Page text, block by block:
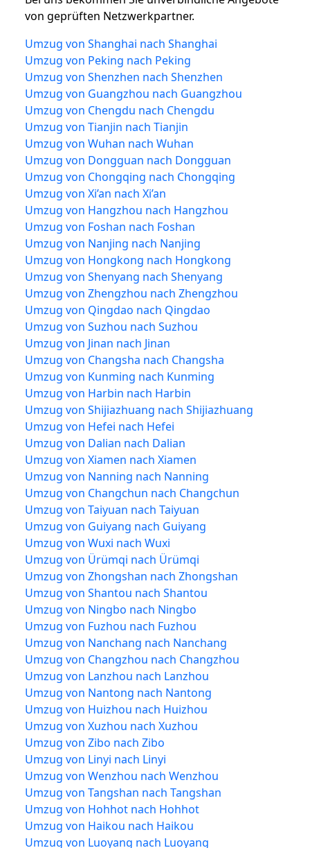
von geprüften Netzwerkpartner.
Umzug von Shanghai nach Shanghai
Umzug von Peking nach Peking
Umzug von Shenzhen nach Shenzhen
Umzug von Guangzhou nach Guangzhou
Umzug von Chengdu nach Chengdu
Umzug von Tianjin nach Tianjin
Umzug von Wuhan nach Wuhan
Umzug von Dongguan nach Dongguan
Umzug von Chongqing nach Chongqing
Umzug von Xi’an nach Xi’an
Umzug von Hangzhou nach Hangzhou
Umzug von Foshan nach Foshan
Umzug von Nanjing nach Nanjing
Umzug von Hongkong nach Hongkong
Umzug von Shenyang nach Shenyang
Umzug von Zhengzhou nach Zhengzhou
Umzug von Qingdao nach Qingdao
Umzug von Suzhou nach Suzhou
Umzug von Jinan nach Jinan
Umzug von Changsha nach Changsha
Umzug von Kunming nach Kunming
Umzug von Harbin nach Harbin
Umzug von Shijiazhuang nach Shijiazhuang
Umzug von Hefei nach Hefei
Umzug von Dalian nach Dalian
Umzug von Xiamen nach Xiamen
Umzug von Nanning nach Nanning
Umzug von Changchun nach Changchun
Umzug von Taiyuan nach Taiyuan
Umzug von Guiyang nach Guiyang
Umzug von Wuxi nach Wuxi
Umzug von Ürümqi nach Ürümqi
Umzug von Zhongshan nach Zhongshan
Umzug von Shantou nach Shantou
Umzug von Ningbo nach Ningbo
Umzug von Fuzhou nach Fuzhou
Umzug von Nanchang nach Nanchang
Umzug von Changzhou nach Changzhou
Umzug von Lanzhou nach Lanzhou
Umzug von Nantong nach Nantong
Umzug von Huizhou nach Huizhou
Umzug von Xuzhou nach Xuzhou
Umzug von Zibo nach Zibo
Umzug von Linyi nach Linyi
Umzug von Wenzhou nach Wenzhou
Umzug von Tangshan nach Tangshan
Umzug von Hohhot nach Hohhot
Umzug von Haikou nach Haikou
Umzug von Luoyang nach Luoyang